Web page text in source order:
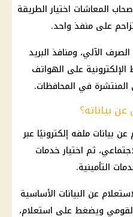
بما يتيح لأصحاب المعاشات اختيار الطريقة
على منفذ واحد.
الآلي، ومنافذ البريد
الإلكترونية على الهواتف
المنتشرة في المحافظات.
بياناته؟
بيانات ملفه إلكترونيًا عبر
ثم اختيار خدمات
التأمينية.
عن البيانات الأساسية
ويضغط على استعلام،